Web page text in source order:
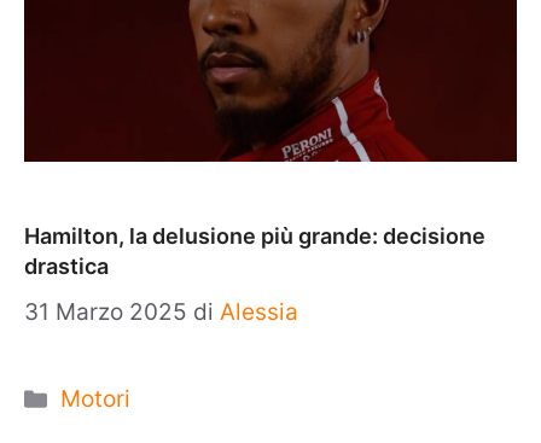
Hamilton, la delusione più grande: decisione
drastica
31 Marzo 2025 di Alessia
Categorie
Motori